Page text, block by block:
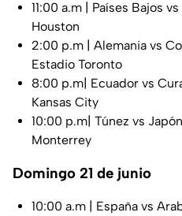
11:00 a.m | Países Bajos
Houston
2:00 p.m | Alemania vs
Estadio Toronto
8:00 p.m| Ecuador vs
Kansas City
10:00 p.m| Túnez vs
Monterrey
Domingo 21 de junio
10:00 a.m | España vs